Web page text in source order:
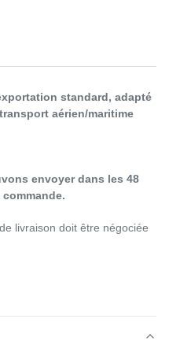
standard, adapté
aérien/maritime
envoyer dans les 48
livraison doit être négociée